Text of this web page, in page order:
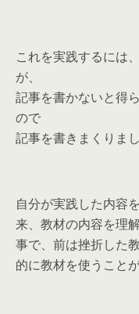
これを実践するには
が、
記事を書かないと得
ので
記事を書きまくりまし
自分が実践した内容
来、教材の内容を理
事で、前は挫折した
的に教材を使うこと